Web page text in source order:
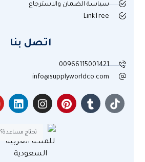
سياسة الضمان والاسترجاع
LinkTree
اتصل بنا
00966115001421
info@supplyworldco.com
تحتاج مساعدة؟